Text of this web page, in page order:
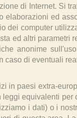
di Internet. Si
ed
dei computer
ed altri parametri
anonime
di eventuali
in paesi extra-
equivalenti
i dati) o i